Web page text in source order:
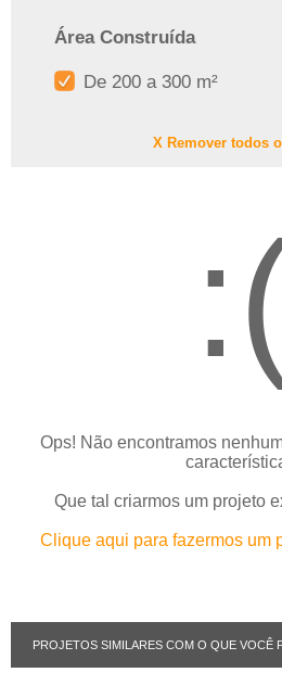
Área Construída
De 200 a 300 m²
X Remover todos
Ops! Não encontramos
Que tal criarmos um projeto
Clique aqui para fazermos um
PROJETOS SIMILARES COM O QUE VOCÊ